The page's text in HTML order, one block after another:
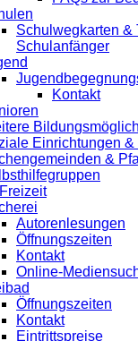
Schulwegkarten &
Schulanfänger
Kontakt
Einrichtungen &
&
Autorenlesungen
Öffnungszeiten
Kontakt
Online-
Öffnungszeiten
Kontakt
Eintrittspreise